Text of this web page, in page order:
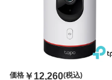
価格 ￥12,260(税込)